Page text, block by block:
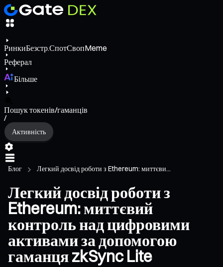
РинкиБезстр.СпотСвопMeme
Реферал
Більше
Пошук токенів/гаманців
/
Активність
Блог Легкий досвід роботи з Ethereum: миттєви...
Легкий досвід роботи з
Ethereum: миттєвий
контроль над цифровими
активами за допомогою
гаманця zkSync Lite